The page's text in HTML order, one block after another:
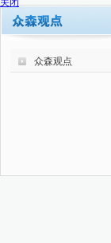
众森观点
关闭